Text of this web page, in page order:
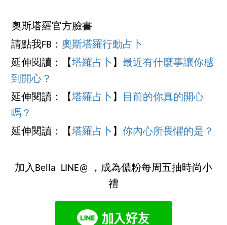
奧斯塔羅官方臉書
請點我FB： 奧斯塔羅行動占卜
延伸閱讀：【塔羅占卜 】最近有什麼事讓你感
到開心？
延伸閱讀：【塔羅占卜 】
目前的你真的開心
嗎？
延伸閱讀：【塔羅占卜 】你內心所畏懼的是？
加入Bella LINE@ ，成為儂粉每周五抽時尚小
禮